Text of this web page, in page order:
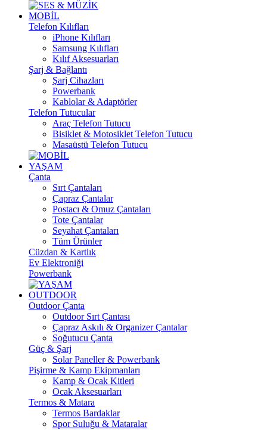
MOBİL
Telefon Kılıfları
iPhone Kılıfları
Samsung Kılıfları
Kılıf Aksesuarları
Şarj & Bağlantı
Şarj Cihazları
Powerbank
Kablolar & Adaptörler
Telefon Tutucular
Araç Telefon Tutucu
Bisiklet & Motosiklet Telefon Tutucu
Masaüstü Telefon Tutucu
YAŞAM
Çanta
Sırt Çantaları
Çapraz Çantalar
Postacı & Omuz Çantaları
Tote Çantalar
Seyahat Çantaları
Tüm Ürünler
Cüzdan & Kartlık
Ev Elektroniği
Powerbank
OUTDOOR
Outdoor Çanta
Outdoor Sırt Çantası
Çapraz Askılı & Organizer Çantalar
Soğutucu Çanta
Güç & Şarj
Solar Paneller & Powerbank
Pişirme & Kamp Ekipmanları
Kamp & Ocak Kitleri
Ocak Aksesuarları
Termos & Matara
Termos Bardaklar
Spor Suluğu & Mataralar